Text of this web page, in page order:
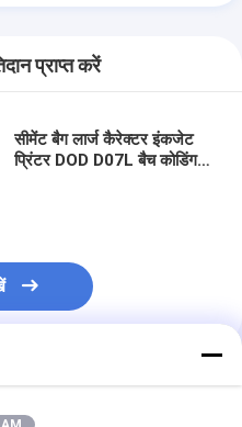
प्राप्त करें
सीमेंट बैग लार्ज कैरेक्टर इंकजेट
प्रिंटर DOD D07L बैच कोडिंग